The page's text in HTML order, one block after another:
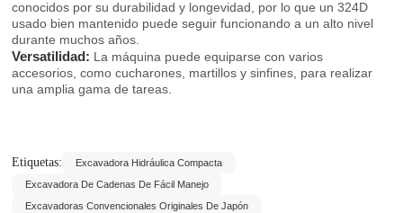
conocidos por su durabilidad y longevidad, por lo que un 324D
usado bien mantenido puede seguir funcionando a un alto nivel
durante muchos años.
Versatilidad: La máquina puede equiparse con varios
accesorios, como cucharones, martillos y sinfines, para realizar
una amplia gama de tareas.
Etiquetas:
Excavadora Hidráulica Compacta
Excavadora De Cadenas De Fácil Manejo
Excavadoras Convencionales Originales De Japón